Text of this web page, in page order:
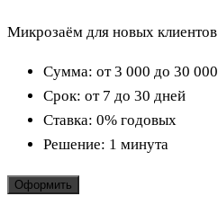
Микрозаём для новых клиентов
Сумма: от 3 000 до 30 000
Срок: от 7 до 30 дней
Ставка: 0% годовых
Решение: 1 минута
Оформить